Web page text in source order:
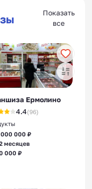
Показать
все
Ермолино
4.4(96)
000 000 ₽
месяцев
000 ₽